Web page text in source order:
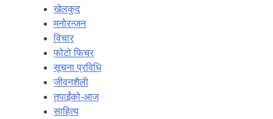
खेलकुद
मनोरन्जन
विचार
फोटो फिचर
सूचना प्रविधि
जीवनशैली
तपाईंको-आज
साहित्य